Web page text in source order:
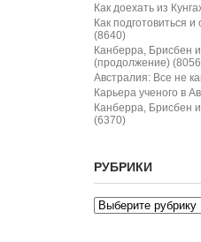
Как доехать из
Как подготовиться
(8640)
Канберра, Брисбен
(продолжение)
Австралия: Все не
Карьера ученого в
Канберра, Брисбен
(6370)
РУБРИКИ